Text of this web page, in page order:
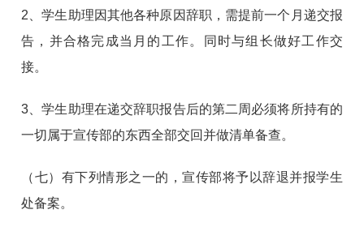
2、学生助理因其他各种原因辞职，需提前一个月递交报
告，并合格完成当月的工作。同时与组长做好工作交
接。
3、学生助理在递交辞职报告后的第二周必须将所持有的
一切属于宣传部的东西全部交回并做清单备查。
（七） 有下列情形之一的，宣传部将予以辞退并报学生
处备案。